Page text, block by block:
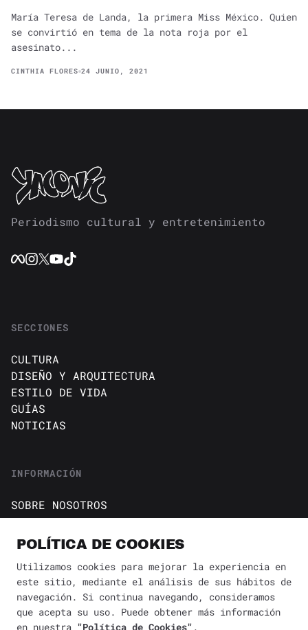
María Teresa de Landa, la primera Miss México. Quien
se convirtió en tema de la nota roja por el
asesinato...
CINTHIA FLORES 24 JUNIO, 2021
Periodismo cultural y entretenimiento
SECCIONES
CULTURA
DISEÑO Y ARQUITECTURA
ESTILO DE VIDA
GUÍAS
NOTICIAS
INFORMACIÓN
SOBRE NOSOTROS
CONTACTO
Política de cookies
✕
BÚSQUEDA
POLÍTICA DE COOKIES
Utilizamos cookies para mejorar la experiencia en
este sitio, mediante el análisis de sus hábitos de
navegación. Si continua navegando, consideramos
que acepta su uso. Puede obtener más información
en nuestra "Política de Cookies" .